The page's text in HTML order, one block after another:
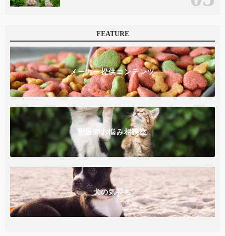
FEATURE
メーカー提供コンテンツ
獣医師お悩み相談室
犬の気持ち